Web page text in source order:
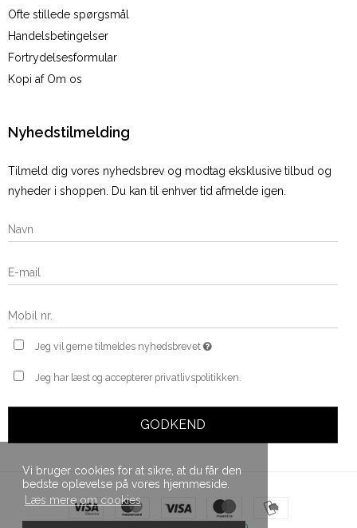
Vi bruger cookies for at sikre, at du får den
bedste oplevelse på vores hjemmeside.
Læs mere om cookies
Ofte stillede spørgsmål
Handelsbetingelser
Fortrydelsesformular
Kopi af Om os
Nyhedstilmelding
Tilmeld dig vores nyhedsbrev og modtag eksklusive tilbud og
nyheder i shoppen. Du kan til enhver tid afmelde igen.
Jeg vil gerne tilmeldes nyhedsbrevet
Jeg har læst og accepterer privatlivspolitikken.
GODKEND